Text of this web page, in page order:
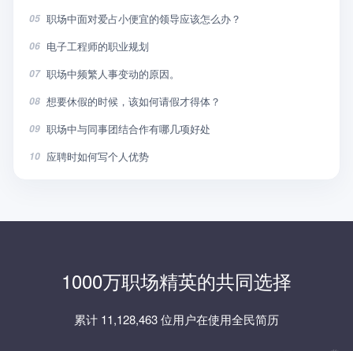
05 职场中面对爱占小便宜的领导应该怎么办？
06 电子工程师的职业规划
07 职场中频繁人事变动的原因。
08 想要休假的时候，该如何请假才得体？
09 职场中与同事团结合作有哪几项好处
10 应聘时如何写个人优势
1000万职场精英的共同选择
累计 11,128,463 位用户在使用全民简历